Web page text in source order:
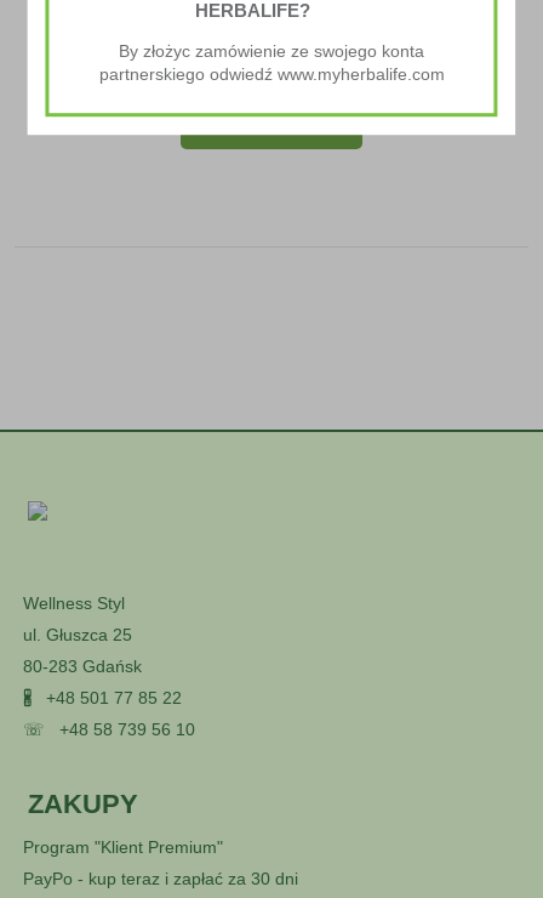
Shaker Herbalife NEON
44.00zł
Wellness Styl
ul. Głuszca 25
80-283 Gdańsk
🖁 +48 501 77 85 22
☏ +48 58 739 56 10
ZAKUPY
Program "Klient Premium"
PayPo - kup teraz i zapłać za 30 dni
HERBALIFE?
By złożyc zamówienie ze swojego konta
partnerskiego odwiedź www.myherbalife.com